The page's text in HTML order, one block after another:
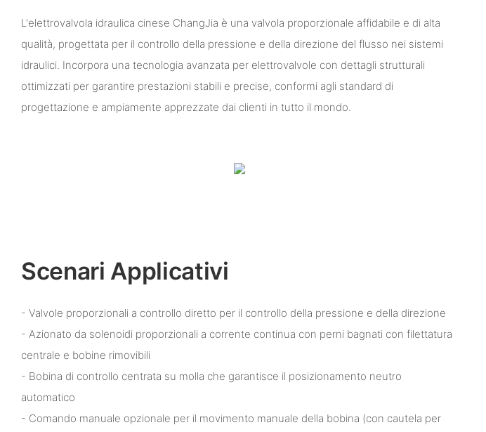
L'elettrovalvola idraulica cinese ChangJia è una valvola proporzionale affidabile e di alta
qualità, progettata per il controllo della pressione e della direzione del flusso nei sistemi
idraulici. Incorpora una tecnologia avanzata per elettrovalvole con dettagli strutturali
ottimizzati per garantire prestazioni stabili e precise, conformi agli standard di
progettazione e ampiamente apprezzate dai clienti in tutto il mondo.
Scenari Applicativi
- Valvole proporzionali a controllo diretto per il controllo della pressione e della direzione
- Azionato da solenoidi proporzionali a corrente continua con perni bagnati con filettatura
centrale e bobine rimovibili
- Bobina di controllo centrata su molla che garantisce il posizionamento neutro
automatico
- Comando manuale opzionale per il movimento manuale della bobina (con cautela per